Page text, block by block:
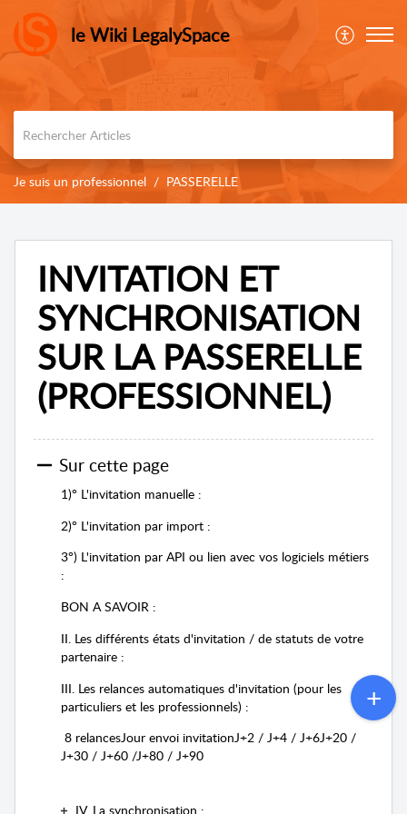
le Wiki LegalySpace
Je suis un professionnel PASSERELLE
INVITATION ET
SYNCHRONISATION
SUR LA PASSERELLE
(PROFESSIONNEL)
Sur cette page
1)° L'invitation manuelle :
2)° L'invitation par import :
3°) L'invitation par API ou lien avec vos logiciels métiers
:
BON A SAVOIR :
II. Les différents états d'invitation / de statuts de votre
partenaire :
III. Les relances automatiques d'invitation (pour les
particuliers et les professionnels) :
8 relancesJour envoi invitationJ+2 / J+4 / J+6J+20 /
J+30 / J+60 /J+80 / J+90
IV. La synchronisation :